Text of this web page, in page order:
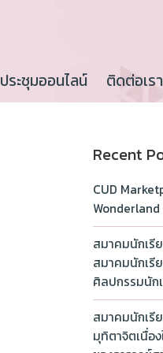
ประชุมออนไลน์ ติดต่อเรา
Recent
CUD
Wonderland
สมาคมนักเรี
สมาคมนักเรี
ศิลปกรรมนัก
สมาคมนักเรี
มุทิตาจิตเนื่อ